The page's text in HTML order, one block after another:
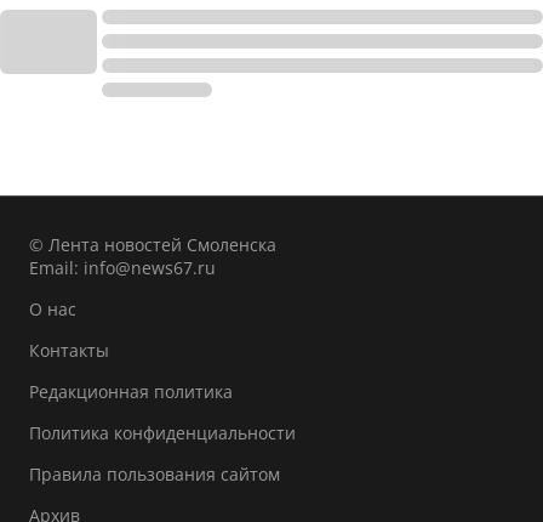
© Лента новостей Смоленска
Email: info@news67.ru
О нас
Контакты
Редакционная политика
Политика конфиденциальности
Правила пользования сайтом
Архив